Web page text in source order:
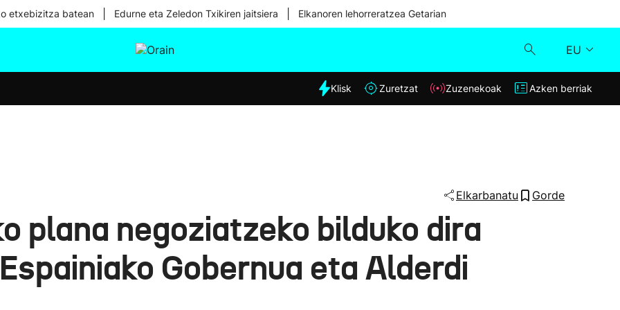
etxebizitza batean Edurne eta Zeledon Txikiren jaitsiera Elkanoren lehorreratzea Getarian
EU
Eguraldia
Klisk
Klisk Zuretzat Zuzenekoak Azken berriak
Elkarbanatu Gorde
plana negoziatzeko bilduko dira
Gobernua eta Alderdi